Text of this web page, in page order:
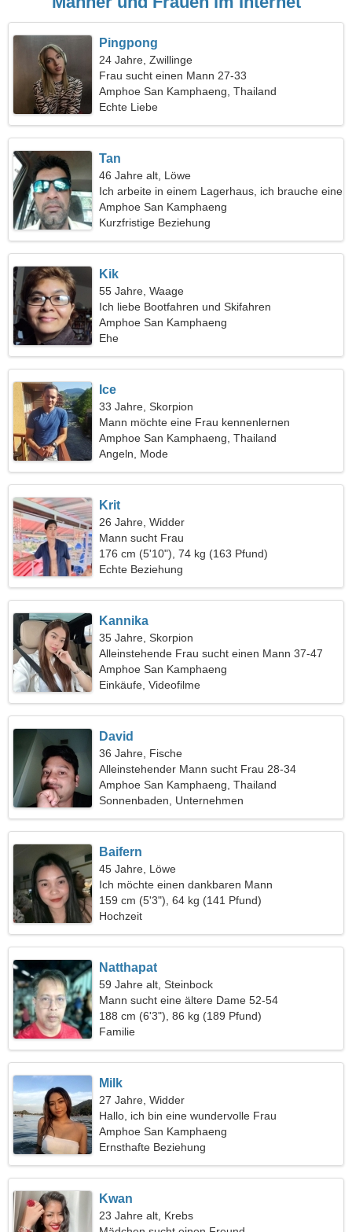
Pingpong
24 Jahre, Zwillinge
Frau sucht einen Mann 27-33
Amphoe San Kamphaeng, Thailand
Echte Liebe
Tan
46 Jahre alt, Löwe
Ich arbeite in einem Lagerhaus, ich brauche eine
schlanke Frau
Amphoe San Kamphaeng
Kurzfristige Beziehung
Kik
55 Jahre, Waage
Ich liebe Bootfahren und Skifahren
Amphoe San Kamphaeng
Ehe
Ice
33 Jahre, Skorpion
Mann möchte eine Frau kennenlernen
Amphoe San Kamphaeng, Thailand
Angeln, Mode
Krit
26 Jahre, Widder
Mann sucht Frau
176 cm (5'10"), 74 kg (163 Pfund)
Echte Beziehung
Kannika
35 Jahre, Skorpion
Alleinstehende Frau sucht einen Mann 37-47
Amphoe San Kamphaeng
Einkäufe, Videofilme
David
36 Jahre, Fische
Alleinstehender Mann sucht Frau 28-34
Amphoe San Kamphaeng, Thailand
Sonnenbaden, Unternehmen
Baifern
45 Jahre, Löwe
Ich möchte einen dankbaren Mann
kennenlernen
159 cm (5'3"), 64 kg (141 Pfund)
Hochzeit
Natthapat
59 Jahre alt, Steinbock
Mann sucht eine ältere Dame 52-54
188 cm (6'3"), 86 kg (189 Pfund)
Familie
Milk
27 Jahre, Widder
Hallo, ich bin eine wundervolle Frau
Amphoe San Kamphaeng
Ernsthafte Beziehung
Kwan
23 Jahre alt, Krebs